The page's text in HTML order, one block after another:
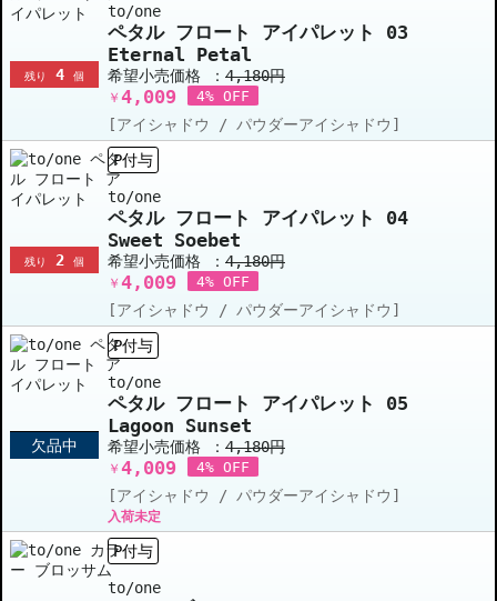
残り 4 個
to/one
ペタル フロート アイパレット 03
Eternal Petal
希望小売価格 ： 4,180円
￥ 4,009 4% OFF
[アイシャドウ / パウダーアイシャドウ]
残り 2 個
P付与
to/one
ペタル フロート アイパレット 04
Sweet Soebet
希望小売価格 ： 4,180円
￥ 4,009 4% OFF
[アイシャドウ / パウダーアイシャドウ]
欠品中
P付与
to/one
ペタル フロート アイパレット 05
Lagoon Sunset
希望小売価格 ： 4,180円
￥ 4,009 4% OFF
[アイシャドウ / パウダーアイシャドウ]
入荷未定
P付与
to/one